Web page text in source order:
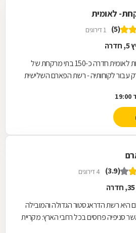
לאומית
(5) 1 דירוגים
בית מרקחת לאומית חדרה כ-150 בתי מרקחת של
עבור לקוחותיה - רשת הפארם השלישית
(3.9) 4 דירוגים
היא רשת הדראגסטור הגדולה והמובילה
סניפיה פרוסים בכל רחבי הארץ: מקריית